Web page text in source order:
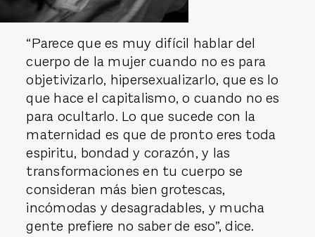
“Parece que es muy difícil hablar del
cuerpo de la mujer cuando no es para
objetivizarlo, hipersexualizarlo, que es lo
que hace el capitalismo, o cuando no es
para ocultarlo. Lo que sucede con la
maternidad es que de pronto eres toda
espiritu, bondad y corazón, y las
transformaciones en tu cuerpo se
consideran más bien grotescas,
incómodas y desagradables, y mucha
gente prefiere no saber de eso”, dice.